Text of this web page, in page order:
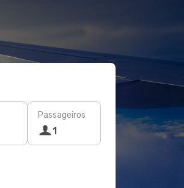
Passageiros
1